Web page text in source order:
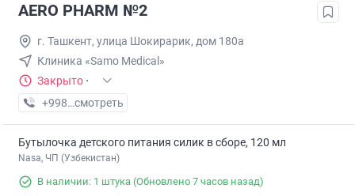
AERO PHARM №2
г. Ташкент, улица Шокирарик, дом 180a
Клиника «Samo Medical»
Закрыто ·
+998 (70) XXX-XX-XX
смотреть
Бутылочка детского питания силик в сборе, 120 мл
Nasa, ЧП (Узбекистан)
В наличии: 1 штука (Обновлено 7 часов назад)